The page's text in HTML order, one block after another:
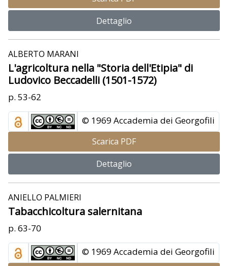
Dettaglio
ALBERTO MARANI
L'agricoltura nella "Storia dell'Etipia" di
Ludovico Beccadelli (1501-1572)
p. 53-62
© 1969 Accademia dei Georgofili
Scarica PDF
Dettaglio
ANIELLO PALMIERI
Tabacchicoltura salernitana
p. 63-70
© 1969 Accademia dei Georgofili